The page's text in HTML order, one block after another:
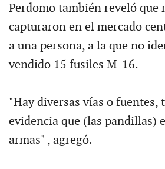
Perdomo también reveló que
capturaron en el mercado
a una persona, a la que no
vendido 15 fusiles M-16.
"Hay diversas vías o fuentes,
evidencia que (las pandillas)
armas" , agregó.